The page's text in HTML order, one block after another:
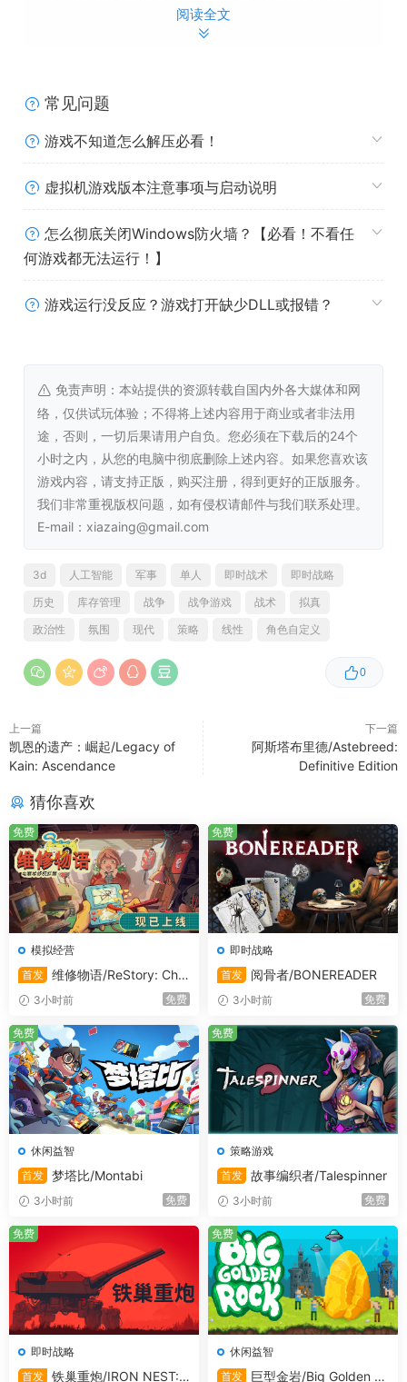
间，俄罗斯空降兵在基辅州行动的关键时刻。从在戈斯托梅
尔的安东诺夫机场空降，直到2022年3月底以“善意举动”为
—— 游戏中的载具没有“血条”。伤害根据模块逐一计算，同
时考虑装甲防护和敌方火力强度。受损程度会影响每个模块
的功能。
—— 改进的掩体系统，显著提高了步兵在战场上的生存能
—— 游戏模拟了士兵的生理和心理状态——这些因素影响着
和休整。
—— 基于物理引擎的高精度建筑破坏系统（除了视觉效果
外，这还会极大地影响任务执行的战术，尤其是在城市巷战
中）。
—— 经验提升：士兵和载具组员会获得经验，随着时间的推
移提高他们的作战效率。
任务，从而组成基本的突击群。
—— 在任务之间自定义突击群：装备并奖励士兵，更换步兵
—— 缴获并使用敌方装备。
—— 丰富多样的战术选择：烟幕弹、空袭、火炮支援、建筑
突击、侦察无人机和大型无人机。游戏逼真地再现了2022年
上半年的军事战术。
—— 游戏制作过程中，观看了数十小时的城镇监控摄像头视
频、士兵身上的记录仪画面以及新闻报道。研究了数千份文
件和照片，并对事件参与者进行了访谈和问卷调查。游戏在
最大程度上（考虑到游戏本身的设定）还原了2022年2月至
3月的事件。
AI 生成内容披露
开发者对其游戏如何使用 AI 生成内容的描述如下：
Artificial intelligence was utilized to translate the
game’s description page into multiple languages
besides Russian.
成人内容描述
阅读全文
常见问题
游戏不知道怎么解压必看！
虚拟机游戏版本注意事项与启动说明
怎么彻底关闭Windows防火墙？【必看！不看任
何游戏都无法运行！】
游戏运行没反应？游戏打开缺少DLL或报错？
免责声明：本站提供的资源转载自国内外各大媒体和网
络，仅供试玩体验；不得将上述内容用于商业或者非法用
途，否则，一切后果请用户自负。您必须在下载后的24个
小时之内，从您的电脑中彻底删除上述内容。如果您喜欢该
游戏内容，请支持正版，购买注册，得到更好的正版服务。
我们非常重视版权问题，如有侵权请邮件与我们联系处理。
E-mail：xiazaing@gmail.com
0
3d 人工智能 军事 单人 即时战术
即时战略
历史
库存管理 战争 战争游戏 战术
拟真
政治性
氛围 现代 策略 线性 角色自定义
上一篇
凯恩的遗产：崛起/Legacy of
Kain: Ascendance
下一篇
阿斯塔布里德/Astebreed:
Definitive Edition
猜你喜欢
模拟经营
首发 维修物语/ReStory: Chill
Electronics Repairs
3小时前 免费
免费
即时战略
首发
阅骨者/BONEREADER
3小时前 免费
免费
休闲益智
首发 梦塔比/Montabi
3小时前 免费
免费
策略游戏
首发 故事编织者/Talespinner
3小时前 免费
免费
即时战略
首发 铁巢重炮/IRON NEST:
免费
休闲益智
首发
巨型金岩/Big Golden R
免费